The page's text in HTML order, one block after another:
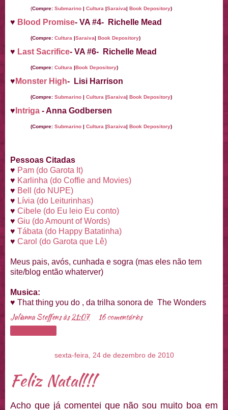
(Compre: Submarino| Cultura|Saraiva| Book Depository)
♥ Blood Promise- VA #4- Richelle Mead
(Compre: Cultura |Saraiva| Book Depository)
♥ Last Sacrifice- VA #6- Richelle Mead
(Compre: Cultura |Book Depository)
♥ Monster High- Lisi Harrison
(Compre: Submarino| Cultura |Saraiva| Book Depository)
♥ Intriga - Anna Godbersen
(Compre: Submarino| Cultura |Saraiva| Book Depository)
Pessoas Citadas
♥ Pam (do Garota It)
♥ Karlinha (do Coffie and Movies)
♥ Bell (do NUPE)
♥ Lívia (do Leiturinhas)
♥ Cibele (do Eu leio Eu conto)
♥ Giu (do Amount of Words)
♥ Tábata (do Happy Batatinha)
♥ Carol (do Garota que Lê)
Meus pais, avós, cunhada e sogra (mas eles não tem
site/blog então whaterver)
Musica:
♥ That thing you do , da trilha sonora de The Wonders
Julianna Steffensàs21:07 16 comentários
sexta-feira, 24 de dezembro de 2010
Feliz Natal!!!
Acho que já comentei que não sou muito boa em